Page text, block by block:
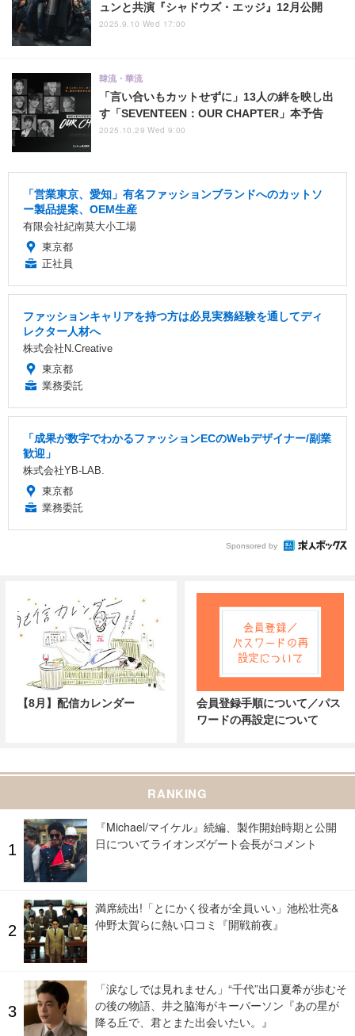
ュンと共演『シャドウズ・エッジ』12月公開
2025.9.10 Wed 17:00
「言い合いもカットせずに」13人の絆を映し出
す「SEVENTEEN：OUR CHAPTER」本予告
韓流・華流
2025.10.29 Wed 9:00
「営業東京、愛知」有名ファッションブランドへのカットソ
ー製品提案、OEM生産
有限会社紀南莫大小工場
東京都
正社員
ファッションキャリアを持つ方は必見実務経験を通してディ
レクター人材へ
株式会社N.Creative
東京都
業務委託
「成果が数字でわかるファッションECのWebデザイナー/副業
歓迎」
株式会社YB-LAB.
東京都
業務委託
Sponsored by
【8月】配信カレンダー
会員登録手順について／パス
ワードの再設定について
RANKING
『Michael/マイケル』続編、製作開始時期と公開
日についてライオンズゲート会長がコメント
満席続出!「とにかく役者が全員いい」池松壮亮&
仲野太賀らに熱い口コミ『開戦前夜』
「涙なしでは見れません」“千代”出口夏希が歩むそ
の後の物語、井之脇海がキーパーソン『あの星が
降る丘で、君とまた出会いたい。』